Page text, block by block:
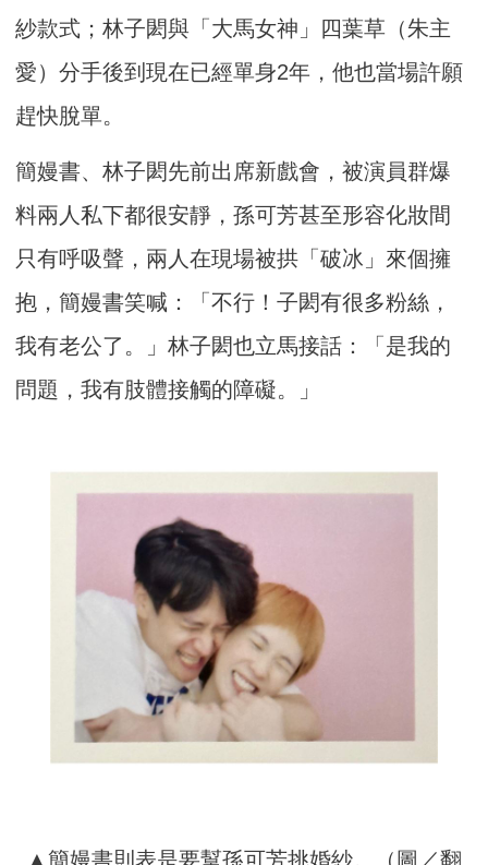
紗款式；林子閎與「大馬女神」四葉草（朱主
愛）分手後到現在已經單身2年，他也當場許願
趕快脫單。
簡嫚書、林子閎先前出席新戲會，被演員群爆
料兩人私下都很安靜，孫可芳甚至形容化妝間
只有呼吸聲，兩人在現場被拱「破冰」來個擁
抱，簡嫚書笑喊：「不行！子閎有很多粉絲，
我有老公了。」林子閎也立馬接話：「是我的
問題，我有肢體接觸的障礙。」
▲簡嫚書則表是要幫孫可芳挑婚紗。（圖／翻